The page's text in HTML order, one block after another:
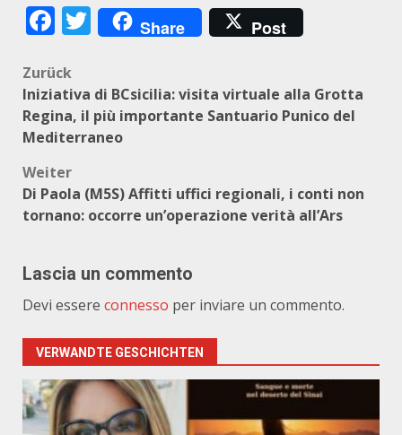
Facebook
Twitter
Share Post
Beitragsnavigation
Zurück
Iniziativa di BCsicilia: visita virtuale alla Grotta
Regina, il più importante Santuario Punico del
Mediterraneo
Weiter
Di Paola (M5S) Affitti uffici regionali, i conti non
tornano: occorre un’operazione verità all’Ars
Lascia un commento
Devi essere connesso per inviare un commento.
VERWANDTE GESCHICHTEN